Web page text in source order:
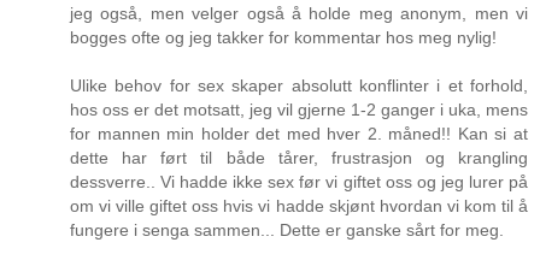
jeg også, men velger også å holde meg anonym, men vi
bogges ofte og jeg takker for kommentar hos meg nylig!
Ulike behov for sex skaper absolutt konflinter i et forhold,
hos oss er det motsatt, jeg vil gjerne 1-2 ganger i uka, mens
for mannen min holder det med hver 2. måned!! Kan si at
dette har ført til både tårer, frustrasjon og krangling
dessverre.. Vi hadde ikke sex før vi giftet oss og jeg lurer på
om vi ville giftet oss hvis vi hadde skjønt hvordan vi kom til å
fungere i senga sammen... Dette er ganske sårt for meg.